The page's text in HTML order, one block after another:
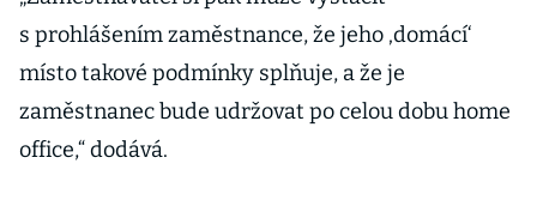
s prohlášením zaměstnance, že jeho ‚domácí‘
místo takové podmínky splňuje, a že je
zaměstnanec bude udržovat po celou dobu home
office,“ dodává.